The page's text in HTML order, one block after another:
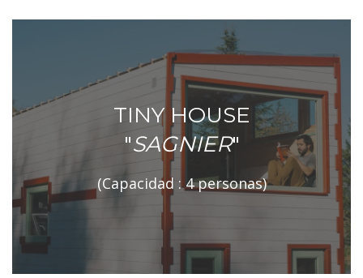
TINY HOUSE
"SAGNIER"
(Capacidad : 4 personas)